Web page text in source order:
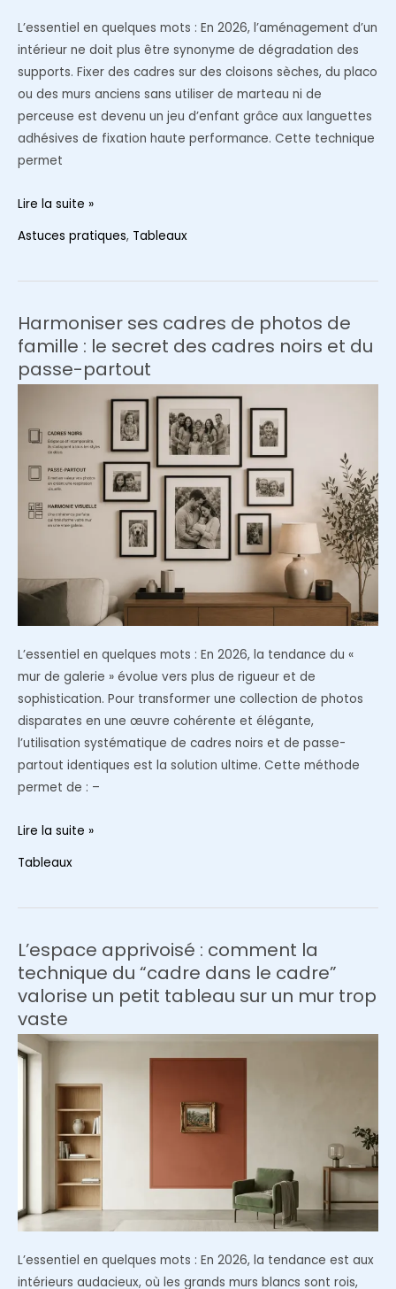
L’essentiel en quelques mots : En 2026, l’aménagement d’un
intérieur ne doit plus être synonyme de dégradation des
supports. Fixer des cadres sur des cloisons sèches, du placo
ou des murs anciens sans utiliser de marteau ni de
perceuse est devenu un jeu d’enfant grâce aux languettes
adhésives de fixation haute performance. Cette technique
permet
Fixer
ni
vis
la
des
languettes
adhésives
murs
Lire la suite »
Astuces pratiques, Tableaux
Harmoniser ses cadres de photos de
famille : le secret des cadres noirs et du
passe-partout
L’essentiel en quelques mots : En 2026, la tendance du «
mur de galerie » évolue vers plus de rigueur et de
sophistication. Pour transformer une collection de photos
disparates en une œuvre cohérente et élégante,
l’utilisation systématique de cadres noirs et de passe-
partout identiques est la solution ultime. Cette méthode
permet de : –
Harmoniser
de
famille
le
secret
des
passe-
partout
Lire la suite »
Tableaux
L’espace apprivoisé : comment la
technique du “cadre dans le cadre”
valorise un petit tableau sur un mur trop
vaste
L’essentiel en quelques mots : En 2026, la tendance est aux
intérieurs audacieux, où les grands murs blancs sont rois,